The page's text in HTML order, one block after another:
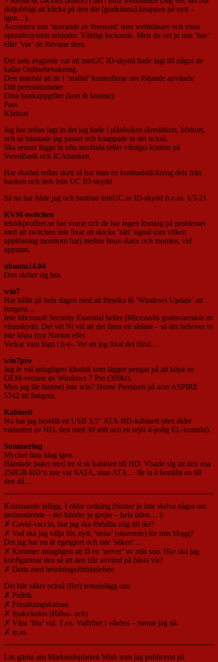
skitjobbigt att klicka på den där [godkänna]-knappen på nytt –
igen…).
Acceptera inte ’sparande av lösenord’ som webbläsare och vissa
operativsystem erbjuder. Väldigt lockande. Men du vet ju inte ’hur’
eller ’var’ de förvarar dem.
Det som avgjorde var att minUC ID-skydd hade lagt till något de
kallar Onlinebevakning.
Den innebär att de i ’realtid’ kontrollerar om följande används:
Ditt personnummer
Dina bankuppgifter (kort & konton)
Pass
Körkort
Jag har redan lagt in det jag hade i plånboken (kreditkort, körkort,
och så hämtade jag passet och knappade in det också.
Ska senare lägga in ofta använda (eller viktiga) konton på
SwedBank och ICAbanken.
Har skadan redan skett så har man en kostnadstäckning dels från
banken och dels från UC ID-skydd
Så nu har både jag och hustrun minUC.se ID-skydd fr.o.m. 1/3-21
KVM-switchen
teknikproffset.se har svarat och de har ingen lösning på problemet
med att switchen inte fixar att skicka ’rätt’ signal (om vilken
upplösning monitorn har) mellan linux-dator och monitor, vid
uppstart.
ubuntu14.04
Den sköter sig bra.
win7
Har hållit på hela dagen med att försöka få ’Windows Update’ att
fungera…
Inte Microsoft Security Essential heller (Microsofts gratisvaersion av
virusskydd. Det vet Ni väl att det finns ett sådant – så det behöver ni
inte köpa (typ Norton eller
Verkar vara lögn i h-e-. Vet att jag fixat det förut…
win7pro
Jag är väl antagligen idiotisk som lägger pengar på att köpa en
OEM-version av Windows 7 Pro (369kr).
Men jag får fanimej inte win7 Home Premium på acer ASPIRE
5742 att fungera.
Kabinett
Nu har jag beställt ett USB 3,5″ ATA-HD-kabinett (den äldre
varianten av HD, den med 39 stift och en rejäl 4-polig EL-kontakt).
Summering
Mycket data idag igen.
Hämtade paket med tre st sk kabinett till HD. Visade sig att den ena
250GB-HD’n inte var SATA, utan ATA… får ta å beställa en till
den då…
Kommande inlägg. I oklar ordning (hinner ju inte skriva något om
nedanstående – det händer ju grejer – hela tiden… ):
✗ Covid-vaccin, hur jag ska förhålla mig till det?
✗ Vad ska jag välja för, nytt, ’tema’ (utseende) för min blogg?
Det jag har nu är egetgjort och inte ’säkert’…
✗ Kommer antagligen att få en ’server’ av min son. Hur ska jag
konfigurerar den så att den blir använd på bästa vis?
✗ Detta med betalningsförbindelser.
Det blir säker också (fler) temainlägg om:
✗ Politik
✗ Försäkringskassan
✗ Sjukvården (Hälso- och)
✗ Våra ’fria’ val. T.ex. Valfrihet i vården – menar jag då.
✗ m.m.
Läs gärna om Marknadsplatsen Wish som jag publicerat på